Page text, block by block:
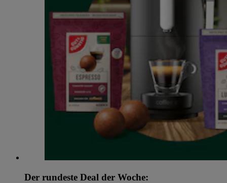
Der rundeste Deal der Woche: